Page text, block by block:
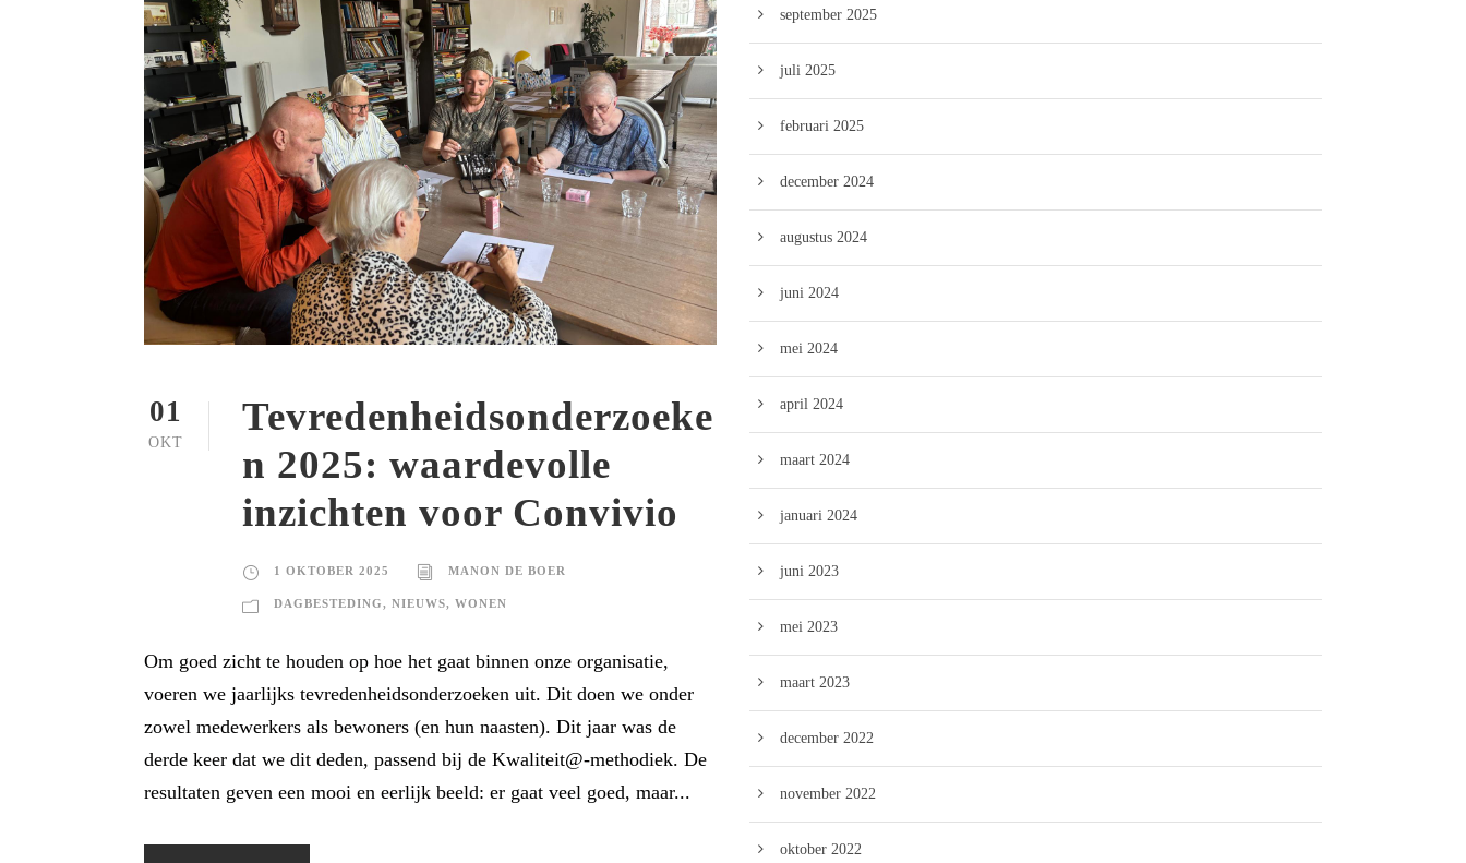
01
OKT
Tevredenheidsonderzoeke
n 2025: waardevolle
inzichten voor Convivio
1 OKTOBER 2025 MANON DE BOER
DAGBESTEDING, NIEUWS, WONEN
Om goed zicht te houden op hoe het gaat binnen onze organisatie,
voeren we jaarlijks tevredenheidsonderzoeken uit. Dit doen we onder
zowel medewerkers als bewoners (en hun naasten). Dit jaar was de
derde keer dat we dit deden, passend bij de Kwaliteit@-methodiek. De
resultaten geven een mooi en eerlijk beeld: er gaat veel goed, maar...
september 2025
juli 2025
februari 2025
december 2024
augustus 2024
juni 2024
mei 2024
april 2024
maart 2024
januari 2024
juni 2023
mei 2023
maart 2023
december 2022
november 2022
oktober 2022